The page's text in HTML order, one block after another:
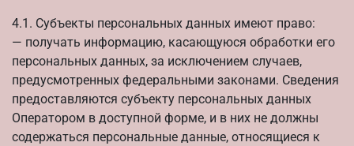
4.1. Субъекты персональных данных имеют право:
— получать информацию, касающуюся обработки его
персональных данных, за исключением случаев,
предусмотренных федеральными законами. Сведения
предоставляются субъекту персональных данных
Оператором в доступной форме, и в них не должны
содержаться персональные данные, относящиеся к